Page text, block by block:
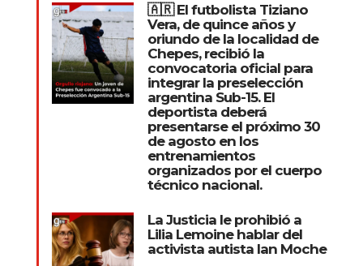
🇦🇷 El futbolista Tiziano
Vera, de quince años y
oriundo de la localidad de
Chepes, recibió la
convocatoria oficial para
integrar la preselección
argentina Sub-15. El
deportista deberá
presentarse el próximo 30
de agosto en los
entrenamientos
organizados por el cuerpo
técnico nacional.
La Justicia le prohibió a
Lilia Lemoine hablar del
activista autista Ian Moche